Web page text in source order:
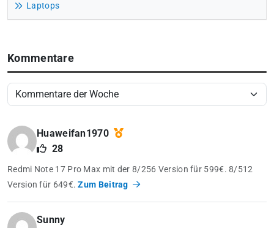
Laptops
Kommentare
Huaweifan1970
28
Redmi Note 17 Pro Max mit der 8/256 Version für 599€. 8/512
Version für 649€.Zum Beitrag
Sunny